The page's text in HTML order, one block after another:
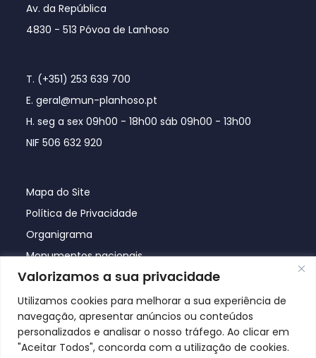
Valorizamos a sua privacidade
Utilizamos cookies para melhorar a sua experiência de
navegação, apresentar anúncios ou conteúdos
personalizados e analisar o nosso tráfego. Ao clicar em
"Aceitar Todos", concorda com a utilização de cookies.
Av. da República
4830 - 513 Póvoa de Lanhoso
T. (+351) 253 639 700
E. geral@mun-planhoso.pt
H. seg a sex 09h00 - 18h00 sáb 09h00 - 13h00
NIF 506 632 920
Mapa do Site
Política de Privacidade
Organigrama
Monumentos nacionais